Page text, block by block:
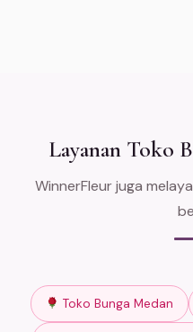
Layanan Toko
WinnerFleur juga
Toko Bunga Medan